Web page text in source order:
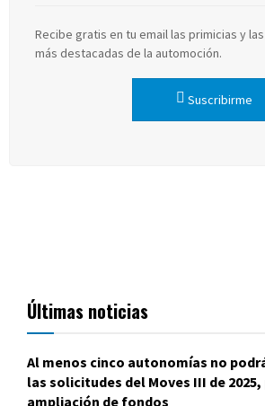
Recibe gratis en tu email las primicias y
más destacadas de la automoción.
Suscribirme
Últimas noticias
Al menos cinco autonomías no
las solicitudes del Moves III de 2025,
ampliación de fondos